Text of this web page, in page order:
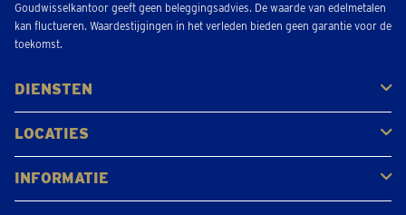
Goudwisselkantoor geeft geen beleggingsadvies. De waarde van edelmetalen
kan fluctueren. Waardestijgingen in het verleden bieden geen garantie voor de
toekomst.
DIENSTEN
Kopen
Verkopen
Veilen
LOCATIES
Antwerpen
Brugge
Kapellen
Leuven
Mol
Schilde
Sint-Niklaas
Bekijk alle locaties
INFORMATIE
Veelgestelde vragen
Klantbeoordelingen